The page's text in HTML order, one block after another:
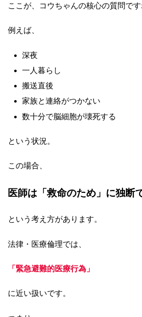
ここが、コウちゃんの核心の質問です
例えば、
深夜
一人暮らし
搬送直後
家族と連絡がつかない
数十分で脳細胞が壊死する
という状況。
この場合、
医師は「救命のため」に独断
という考え方があります。
法律・医療倫理では、
「緊急避難的医療行為」
に近い扱いです。